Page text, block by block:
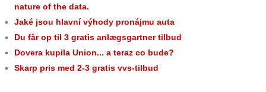
nature of the data.
Jaké jsou hlavní výhody pronájmu auta
Du får op til 3 gratis anlægsgartner tilbud
Dovera kupila Union... a teraz co bude?
Skarp pris med 2-3 gratis vvs-tilbud